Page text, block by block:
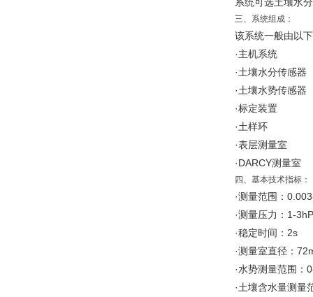
三、系统组成：
该系统一般由以
·主机系统
·土壤水分传感器
·土壤水势传感器
·标定装置
·土样环
·表层测量室
·DARCY测量室
四、基本技术指标：
·测量范围：
·测量压力：1-
·稳定时间：2s
·测量室直径：
·水势测量范围：
·土壤含水量测量